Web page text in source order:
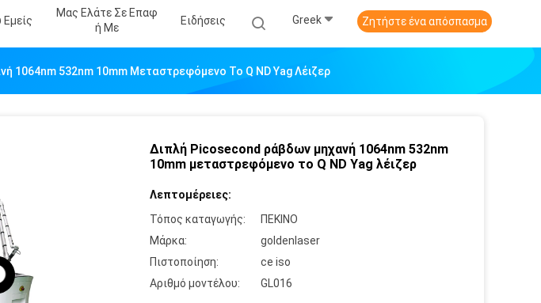
Εμείς
Μας Ελάτε Σε Επαφ
Ή Με
Ειδήσεις Greek Ζητήστε ένα απόσπασμα
1064nm 532nm 10mm Μεταστρεφόμενο Το Q ND Yag Λέιζερ
Διπλή Picosecond ράβδων μηχανή 1064nm 532nm
10mm μεταστρεφόμενο το Q ND Yag λέιζερ
Λεπτομέρειες:
Τόπος καταγωγής:
ΠΕΚΙΝΟ
Μάρκα:
goldenlaser
Πιστοποίηση:
ce iso
Αριθμό μοντέλου:
GL016